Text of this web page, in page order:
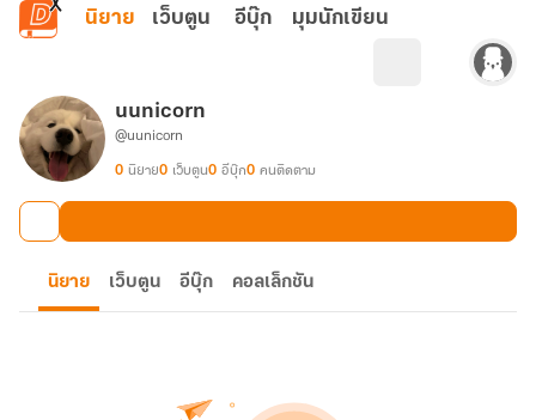
ข้ามไปยังเนื้อหาหลัก
นิยาย เว็บตูน อีบุ๊ก มุมนักเขียน
uunicorn
@uunicorn
0 นิยาย0 เว็บตูน0 อีบุ๊ก0 คนติดตาม
นิยาย เว็บตูน อีบุ๊ก คอลเล็กชัน